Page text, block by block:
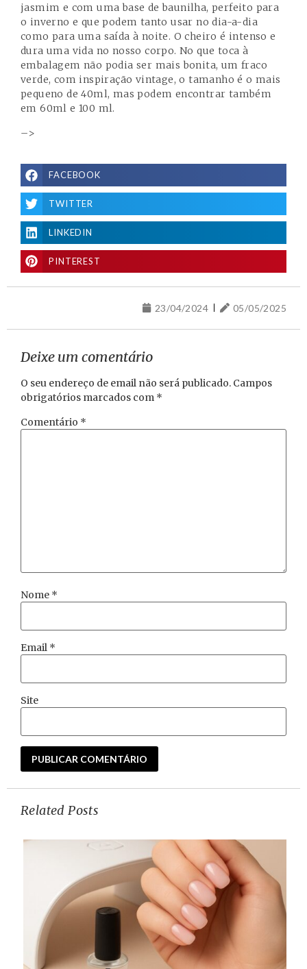
jasmim e com uma base de baunilha, perfeito para
o inverno e que podem tanto usar no dia-a-dia
como para uma saída à noite. O cheiro é intenso e
dura uma vida no nosso corpo. No que toca à
embalagem não podia ser mais bonita, um fraco
verde, com inspiração vintage, o tamanho é o mais
pequeno de 40ml, mas podem encontrar também
em 60ml e 100 ml.
–>
FACEBOOK
TWITTER
LINKEDIN
PINTEREST
23/04/2024 05/05/2025
Deixe um comentário
O seu endereço de email não será publicado. Campos
obrigatórios marcados com *
Comentário *
Nome *
Email *
Site
Related Posts